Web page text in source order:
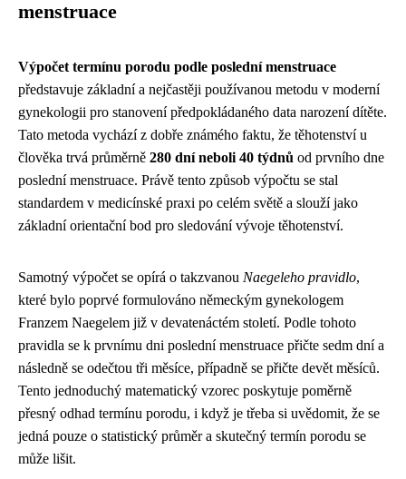
menstruace
Výpočet termínu porodu podle poslední menstruace
představuje základní a nejčastěji používanou metodu v moderní
gynekologii pro stanovení předpokládaného data narození dítěte.
Tato metoda vychází z dobře známého faktu, že těhotenství u
člověka trvá průměrně 280 dní neboli 40 týdnů od prvního dne
poslední menstruace. Právě tento způsob výpočtu se stal
standardem v medicínské praxi po celém světě a slouží jako
základní orientační bod pro sledování vývoje těhotenství.
Samotný výpočet se opírá o takzvanou Naegeleho pravidlo,
které bylo poprvé formulováno německým gynekologem
Franzem Naegelem již v devatenáctém století. Podle tohoto
pravidla se k prvnímu dni poslední menstruace přičte sedm dní a
následně se odečtou tři měsíce, případně se přičte devět měsíců.
Tento jednoduchý matematický vzorec poskytuje poměrně
přesný odhad termínu porodu, i když je třeba si uvědomit, že se
jedná pouze o statistický průměr a skutečný termín porodu se
může lišit.